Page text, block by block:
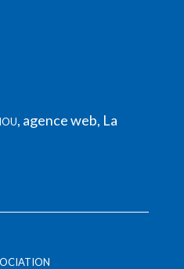
, agence web, La